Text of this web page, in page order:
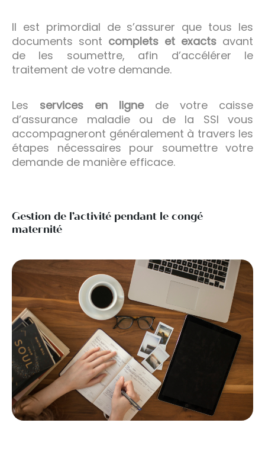
Il est primordial de s’assurer que tous les
documents sont complets et exacts avant
de les soumettre, afin d’accélérer le
traitement de votre demande.
Les services en lignede votre caisse
d’assurance maladie ou de la SSI vous
accompagneront généralement à travers les
étapes nécessaires pour soumettre votre
demande de manière efficace.
Gestion de l’activité pendant le congé
maternité